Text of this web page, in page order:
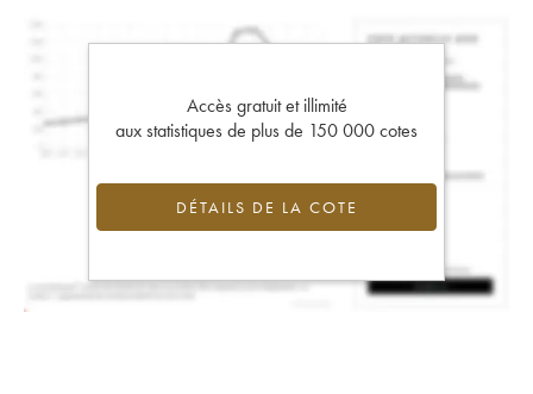
Accès gratuit et illimité
aux statistiques de plus de 150 000 cotes
DÉTAILS DE LA COTE